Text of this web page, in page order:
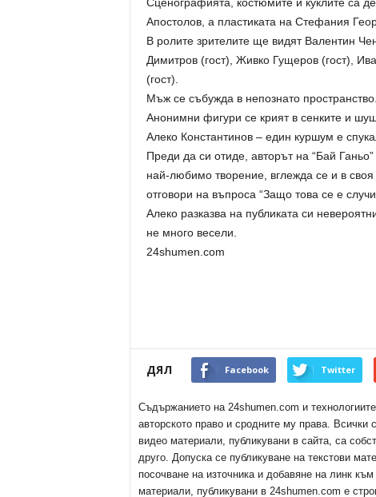
Апостолов, а пластиката на Стефания
В ролите зрителите ще видят Валентин
Димитров (гост), Живко Гущеров (гост),
(гост).
Мъж се събужда в непознато пространство.
Анонимни фигури се крият в сенките и
Алеко Константинов – един куршум е
Преди да си отиде, авторът на “Бай
най-любимо творение, вглежда се и в
отговори на въпроса “Защо това се е
Алеко разказва на публиката си
не много весели.
24shumen.com
ДЯЛ Facebook Twitter
Съдържанието на 24shumen.com и
авторското право и сродните му права. Всички
видео материали, публикувани в сайта, са
друго. Допуска се публикуване на текстови
посочване на източника и добавяне на линк
материали, публикувани в 24shumen.com е